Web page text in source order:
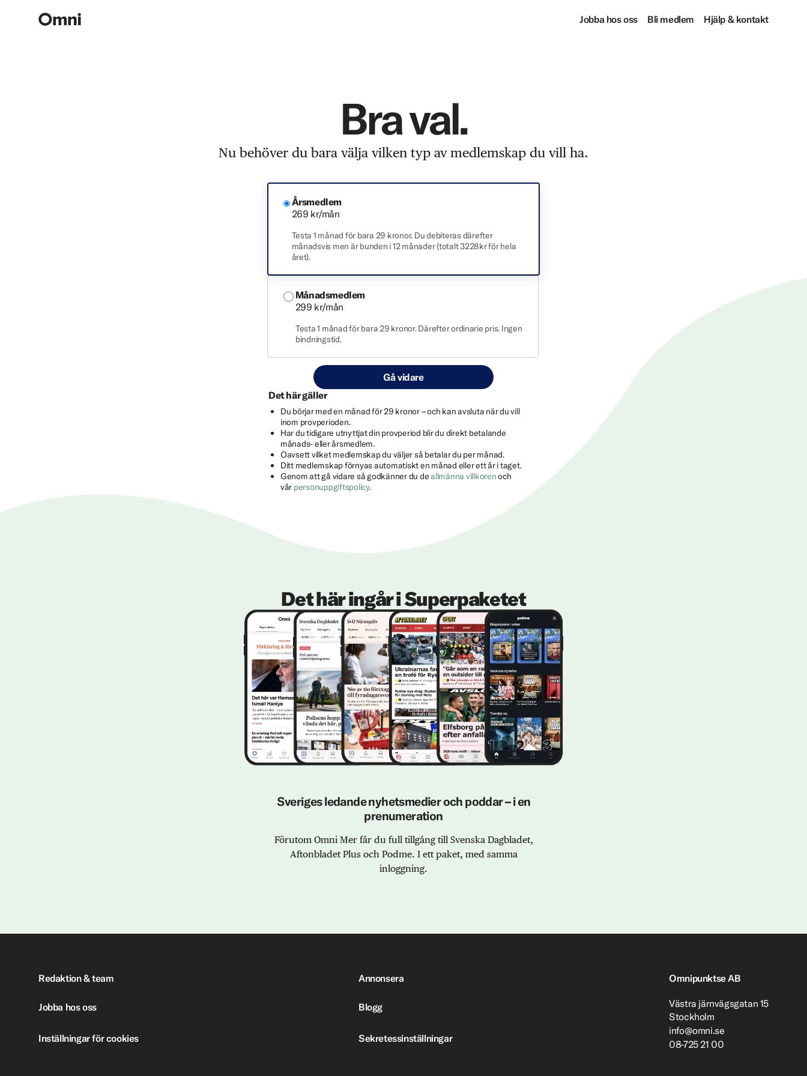
Jobba hos oss Bli medlem Hjälp & kontakt
Bra val.
Nu behöver du bara välja vilken typ av medlemskap du vill ha.
Årsmedlem
269 kr/mån
Testa 1 månad för bara 29 kronor. Du debiteras därefter
månadsvis men är bunden i 12 månader (totalt 3228kr för hela
året).
Månadsmedlem
299 kr/mån
Testa 1 månad för bara 29 kronor. Därefter ordinarie pris. Ingen
bindningstid.
Gå vidare
Det här gäller
Du börjar med en månad för 29 kronor – och kan avsluta när du vill
inom provperioden.
Har du tidigare utnyttjat din provperiod blir du direkt betalande
månads- eller årsmedlem.
Oavsett vilket medlemskap du väljer så betalar du per månad.
Ditt medlemskap förnyas automatiskt en månad eller ett år i taget.
Genom att gå vidare så godkänner du deallmänna villkorenoch
vår personuppgiftspolicy.
Det här ingår i Superpaketet
Sveriges ledande nyhetsmedier och poddar – i en
prenumeration
Förutom Omni Mer får du full tillgång till Svenska Dagbladet,
Aftonbladet Plus och Podme. I ett paket, med samma
inloggning.
Redaktion & team Annonsera
Jobba hos oss Blogg
Inställningar för cookies Sekretessinställningar
Omnipunktse AB
Västra järnvägsgatan 15
Stockholm
info@omni.se
08-725 21 00